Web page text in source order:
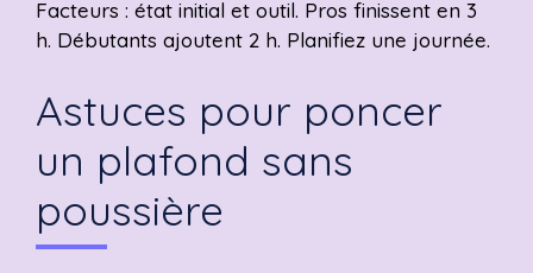
Facteurs : état initial et outil. Pros finissent en 3
h. Débutants ajoutent 2 h. Planifiez une journée.
Astuces pour poncer
un plafond sans
poussière